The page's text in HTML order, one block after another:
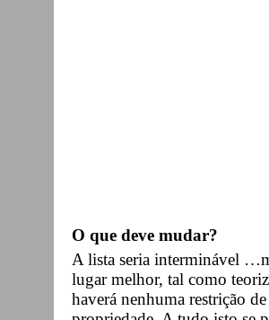
O que deve mudar?
A lista seria interminável
lugar melhor, tal como
haverá nenhuma restrição